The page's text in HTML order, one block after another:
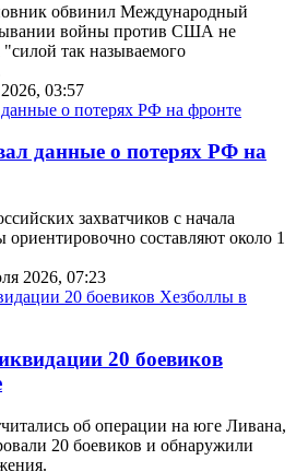
обвинил Международный
войны против США не
так называемого
03:57
данные о потерях РФ на
захватчиков с начала
составляют около 1
2026, 07:23
20 боевиков
об операции на юге Ливана,
20 боевиков и обнаружили